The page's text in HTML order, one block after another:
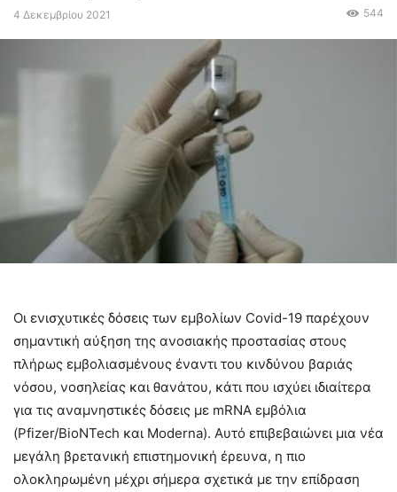
4 Δεκεμβρίου 2021 544
Οι ενισχυτικές δόσεις των εμβολίων Covid-19 παρέχουν
σημαντική αύξηση της ανοσιακής προστασίας στους
πλήρως εμβολιασμένους έναντι του κινδύνου βαριάς
νόσου, νοσηλείας και θανάτου, κάτι που ισχύει ιδιαίτερα
για τις αναμνηστικές δόσεις με mRNA εμβόλια
(Pfizer/BioNTech και Moderna). Αυτό επιβεβαιώνει μια νέα
μεγάλη βρετανική επιστημονική έρευνα, η πιο
ολοκληρωμένη μέχρι σήμερα σχετικά με την επίδραση